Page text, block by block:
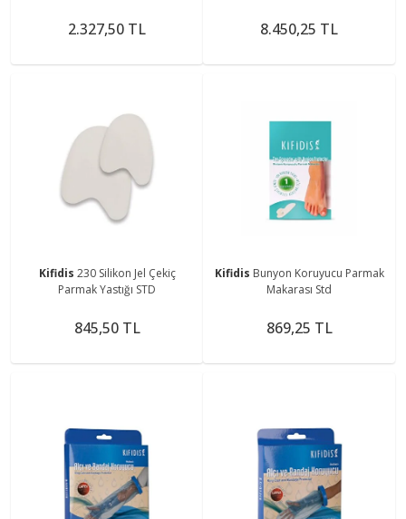
2.327,50 TL 8.450,25 TL
Kifidis 230 Silikon Jel Çekiç
Parmak Yastığı STD
845,50 TL
Kifidis Bunyon Koruyucu Parmak
Makarası Std
869,25 TL